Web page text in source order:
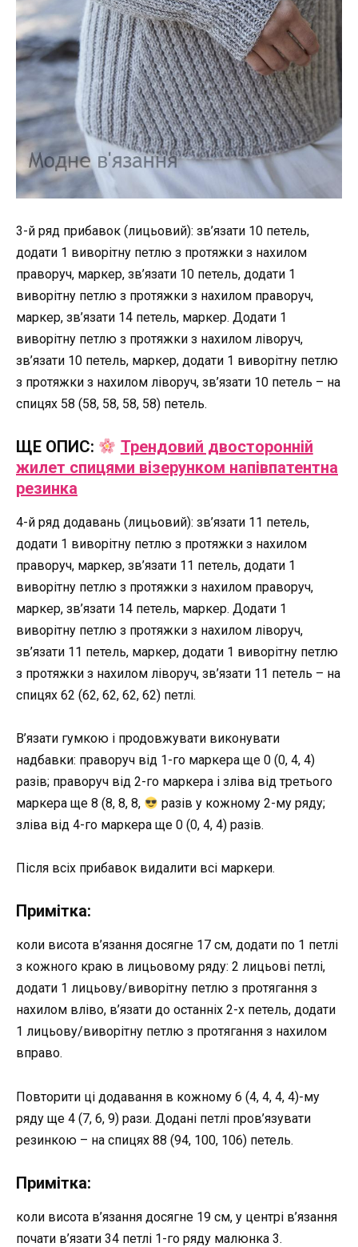
3-й ряд прибавок (лицьовий): зв’язати 10 петель,
додати 1 виворітну петлю з протяжки з нахилом
праворуч, маркер, зв’язати 10 петель, додати 1
виворітну петлю з протяжки з нахилом праворуч,
маркер, зв’язати 14 петель, маркер. Додати 1
виворітну петлю з протяжки з нахилом ліворуч,
зв’язати 10 петель, маркер, додати 1 виворітну петлю
з протяжки з нахилом ліворуч, зв’язати 10 петель – на
спицях 58 (58, 58, 58, 58) петель.
ЩЕ ОПИС:
Трендовий двосторонній
жилет спицями візерунком напівпатентна
резинка
4-й ряд додавань (лицьовий): зв’язати 11 петель,
додати 1 виворітну петлю з протяжки з нахилом
праворуч, маркер, зв’язати 11 петель, додати 1
виворітну петлю з протяжки з нахилом праворуч,
маркер, зв’язати 14 петель, маркер. Додати 1
виворітну петлю з протяжки з нахилом ліворуч,
зв’язати 11 петель, маркер, додати 1 виворітну петлю
з протяжки з нахилом ліворуч, зв’язати 11 петель – на
спицях 62 (62, 62, 62, 62) петлі.
В’язати гумкою і продовжувати виконувати
надбавки: праворуч від 1-го маркера ще 0 (0, 4, 4)
разів; праворуч від 2-го маркера і зліва від третього
маркера ще 8 (8, 8, 8,
разів у кожному 2-му ряду;
зліва від 4-го маркера ще 0 (0, 4, 4) разів.
Після всіх прибавок видалити всі маркери.
Примітка:
коли висота в’язання досягне 17 см, додати по 1 петлі
з кожного краю в лицьовому ряду: 2 лицьові петлі,
додати 1 лицьову/виворітну петлю з протягання з
нахилом вліво, в’язати до останніх 2-х петель, додати
1 лицьову/виворітну петлю з протягання з нахилом
вправо.
Повторити ці додавання в кожному 6 (4, 4, 4, 4)-му
ряду ще 4 (7, 6, 9) рази. Додані петлі пров’язувати
резинкою – на спицях 88 (94, 100, 106) петель.
Примітка:
коли висота в’язання досягне 19 см, у центрі в’язання
почати в’язати 34 петлі 1-го ряду малюнка 3.